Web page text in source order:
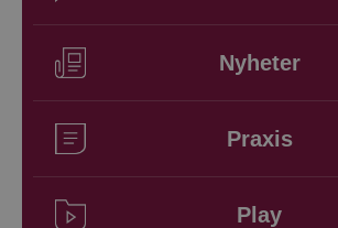
Nyheter
Praxis
Play